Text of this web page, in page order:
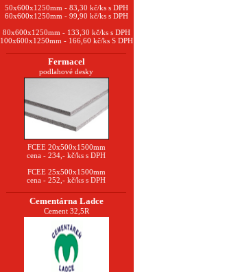
50x600x1250mm - 83,30 kč/ks s DPH
60x600x1250mm - 99,90 kč/ks s DPH
80x600x1250mm - 133,30 kč/ks s DPH
100x600x1250mm - 166,60 kč/ks S DPH
Fermacel
podlahové desky
FCEE 20x500x1500mm
cena - 234,- kč/ks s DPH
FCEE 25x500x1500mm
cena - 252,- kč/ks s DPH
Cementárna Ladce
Cement 32,5R